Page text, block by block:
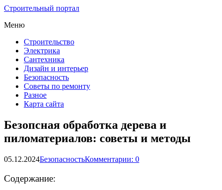
Строительный портал
Меню
Строительство
Электрика
Сантехника
Дизайн и интерьер
Безопасность
Советы по ремонту
Разное
Карта сайта
Безопсная обработка дерева и
пиломатериалов: советы и методы
05.12.2024БезопасностьКомментарии: 0
Содержание: